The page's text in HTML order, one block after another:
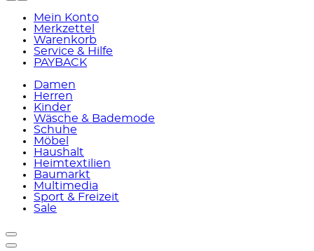
Mein Konto
Merkzettel
Warenkorb
Service & Hilfe
PAYBACK
Damen
Herren
Kinder
Wäsche & Bademode
Schuhe
Möbel
Haushalt
Heimtextilien
Baumarkt
Multimedia
Sport & Freizeit
Sale